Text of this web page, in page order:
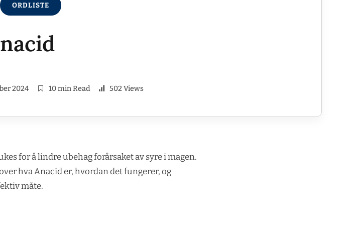
ORDLISTE
2024 10 min Read 502 Views
for å lindre ubehag forårsaket av syre i magen.
hva Anacid er, hvordan det fungerer, og
måte.